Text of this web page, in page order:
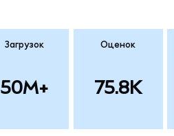
Загрузок
50M+
Оценок
75.8K